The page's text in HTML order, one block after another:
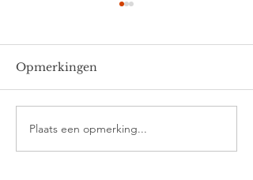
Ella en Joris
Opmerkingen
Plaats een opmerking...